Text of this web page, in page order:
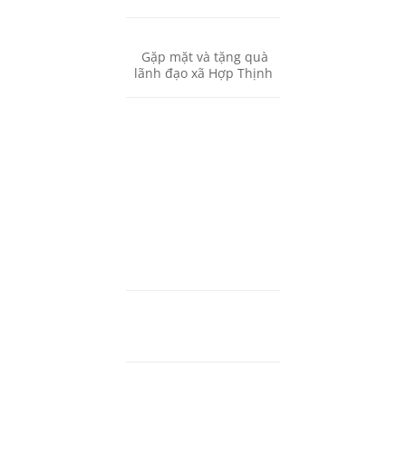
Gặp mặt và tặng quà
lãnh đạo xã Hợp Thịnh